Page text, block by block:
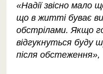
«Надії звісно
що в житті буває
обстрілами. Якщо
відгукнуться буду
після обстеження»,